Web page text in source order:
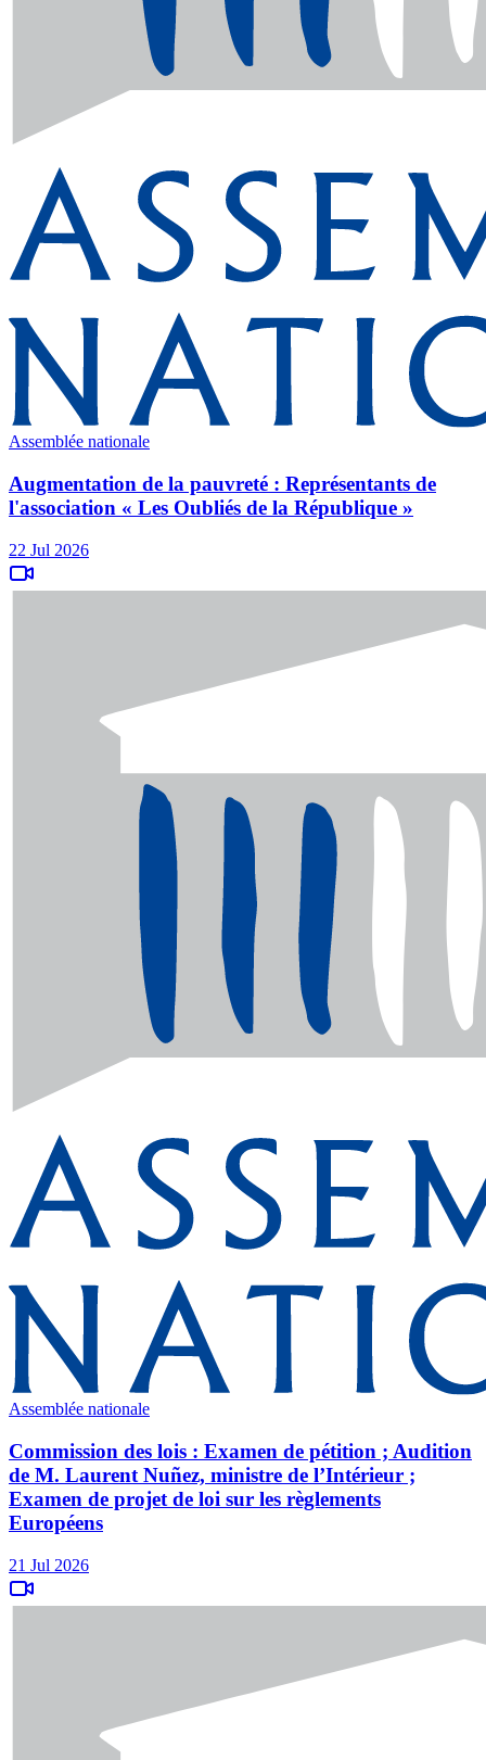
Assemblée nationale
Augmentation de la pauvreté : Représentants de
l'association « Les Oubliés de la République »
22 Jul 2026
Assemblée nationale
Commission des lois : Examen de pétition ; Audition
de M. Laurent Nuñez, ministre de l’Intérieur ;
Examen de projet de loi sur les règlements
Européens
21 Jul 2026